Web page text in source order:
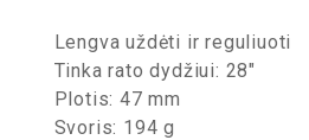
Lengva uždėti ir reguliuoti
Tinka rato dydžiui: 28″
Plotis: 47 mm
Svoris: 194 g